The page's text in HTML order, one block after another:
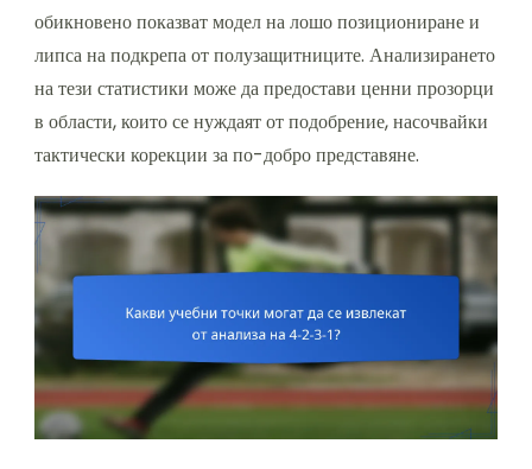
обикновено показват модел на лошо позициониране и
липса на подкрепа от полузащитниците. Анализирането
на тези статистики може да предостави ценни прозорци
в области, които се нуждаят от подобрение, насочвайки
тактически корекции за по-добро представяне.